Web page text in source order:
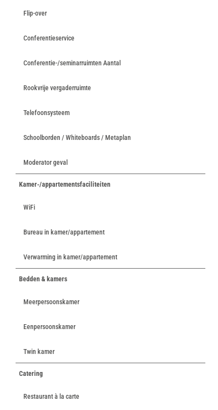
Flip-over
Conferentieservice
Conferentie-/seminarruimten Aantal
Rookvrije vergaderruimte
Telefoonsysteem
Schoolborden / Whiteboards / Metaplan
Moderator geval
Kamer-/appartementsfaciliteiten
WiFi
Bureau in kamer/appartement
Verwarming in kamer/appartement
Bedden & kamers
Meerpersoonskamer
Eenpersoonskamer
Twin kamer
Catering
Restaurant à la carte